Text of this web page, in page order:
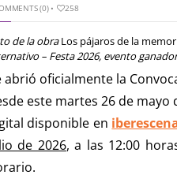
(0)• 258
de la obraLos pájaros de la
– Festa 2026, evento
abrió oficialmente la
este martes 26 de mayo
disponible en
de 2026, a las 12:00